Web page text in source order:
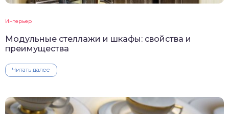
Интерьер
Модульные стеллажи и шкафы: свойства и
преимущества
Читать далее